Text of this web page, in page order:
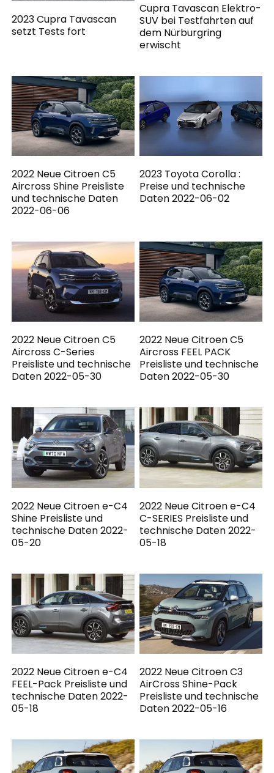
2023 Cupra Tavascan
setzt Tests fort
Cupra Tavascan Elektro-
SUV bei Testfahrten auf
dem Nürburgring
erwischt
2022 Neue Citroen C5
Aircross Shine Preisliste
und technische Daten
2022-06-06
2023 Toyota Corolla :
Preise und technische
Daten 2022-06-02
2022 Neue Citroen C5
Aircross C-Series
Preisliste und technische
Daten 2022-05-30
2022 Neue Citroen C5
Aircross FEEL PACK
Preisliste und technische
Daten 2022-05-30
2022 Neue Citroen e-C4
Shine Preisliste und
technische Daten 2022-
05-20
2022 Neue Citroen e-C4
C-SERIES Preisliste und
technische Daten 2022-
05-18
2022 Neue Citroen e-C4
FEEL-Pack Preisliste und
technische Daten 2022-
05-18
2022 Neue Citroen C3
AirCross Shine-Pack
Preisliste und technische
Daten 2022-05-16